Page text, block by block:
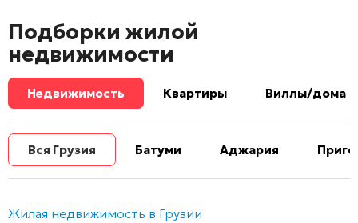
Подборки жилой
недвижимости
Недвижимость Квартиры Виллы/дома
Вся Грузия Батуми Аджария
Жилая недвижимость в Грузии